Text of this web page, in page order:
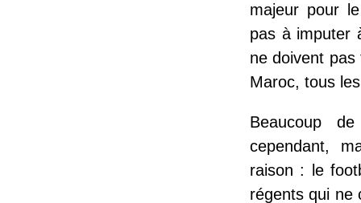
majeur pour
pas à imputer
ne doivent
Maroc, tous
Beaucoup
cependant,
raison : le
régents qui ne